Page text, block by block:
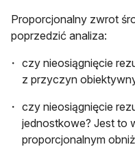
Proporcjonalny zwrot
poprzedzić analiza:
czy nieosiągnięcie
z przyczyn
czy nieosiągnięcie
jednostkowe? Jest to
proporcjonalnym